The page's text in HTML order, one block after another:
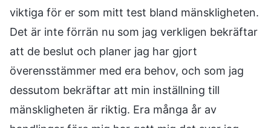
viktiga för er som mitt test bland mänskligheten.
Det är inte förrän nu som jag verkligen bekräftar
att de beslut och planer jag har gjort
överensstämmer med era behov, och som jag
dessutom bekräftar att min inställning till
mänskligheten är riktig. Era många år av